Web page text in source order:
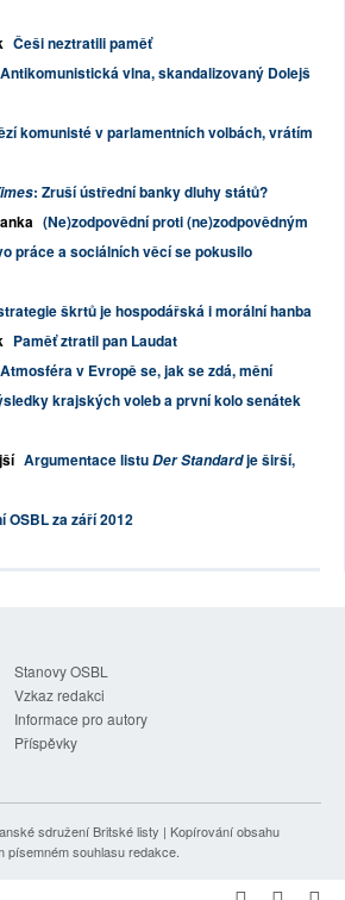
Češi neztratili paměť
Antikomunistická vlna, skandalizovaný Dolejš
komunisté v parlamentních volbách, vrátím
: Zruší ústřední banky dluhy států?
(Ne)zodpovědní proti (ne)zodpovědným
práce a sociálních věcí se pokusilo
škrtů je hospodářská i morální hanba
Paměť ztratil pan Laudat
Atmosféra v Evropě se, jak se zdá, mění
krajských voleb a první kolo senátek
Argumentace listuDer Standardje širší,
OSBL za září 2012
Stanovy OSBL
Vzkaz redakci
Informace pro autory
Příspěvky
sdružení Britské listy | Kopírování obsahu
souhlasu redakce.